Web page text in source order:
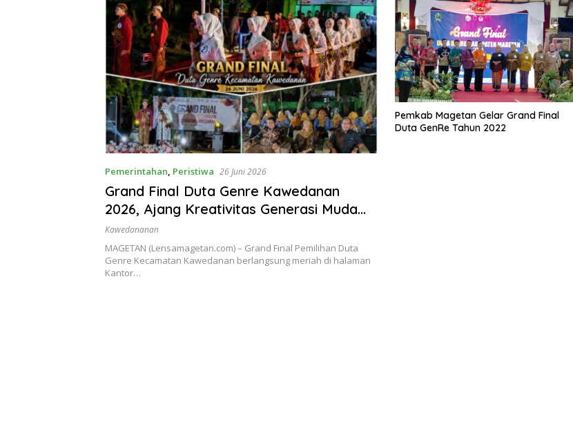
Pemerintahan, Peristiwa 26 Juni 2026
Grand Final Duta Genre Kawedanan
2026, Ajang Kreativitas Generasi Muda
dan Penggerak UMKM
Kawedananan
MAGETAN (Lensamagetan.com) – Grand Final Pemilihan Duta
Genre Kecamatan Kawedanan berlangsung meriah di halaman
Kantor…
Pemkab Magetan Gelar Grand Final
Duta GenRe Tahun 2022